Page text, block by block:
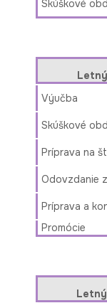
Skúškové
Výučba
Skúškové
Príprava na
Odovzdanie
Príprava a
Promócie